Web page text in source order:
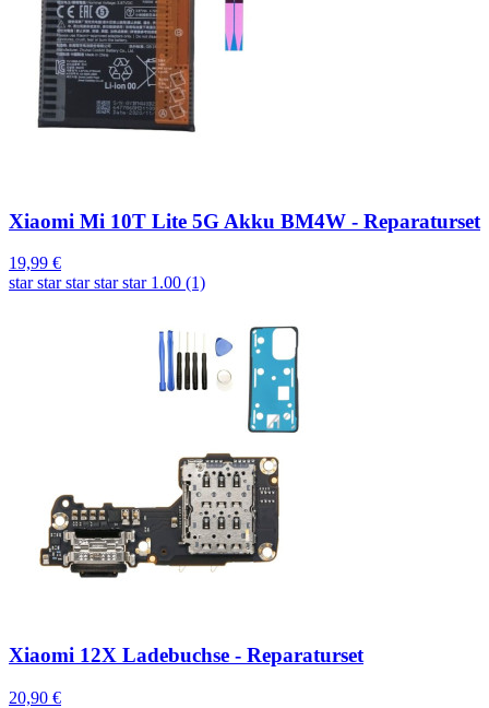
Xiaomi Mi 10T Lite 5G Akku BM4W - Reparaturset
19,99 €
star star star star star 1.00 (1)
Xiaomi 12X Ladebuchse - Reparaturset
20,90 €